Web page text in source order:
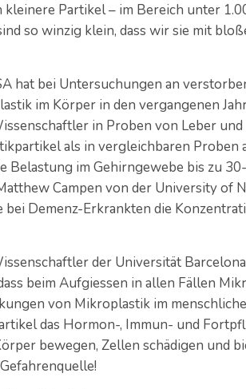
Partikel – im Bereich unter
so winzig klein, dass wir sie mit
hat bei Untersuchungen an
im Körper in den vergangenen
in Proben von Leber und
als in vergleichbaren Proben
Belastung im Gehirngewebe bis zu
Campen von der University of
bei Demenz-Erkrankten die
der Universität
beim Aufgiessen in allen Fällen
von Mikroplastik im
das Hormon-, Immun- und
bewegen, Zellen schädigen und